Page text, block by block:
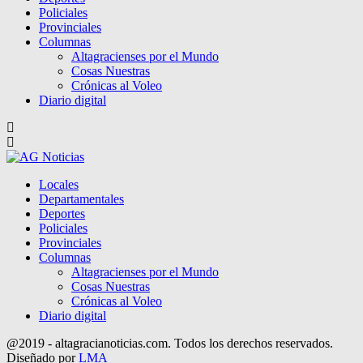
Policiales
Provinciales
Columnas
Altagracienses por el Mundo
Cosas Nuestras
Crónicas al Voleo
Diario digital
Locales
Departamentales
Deportes
Policiales
Provinciales
Columnas
Altagracienses por el Mundo
Cosas Nuestras
Crónicas al Voleo
Diario digital
@2019 - altagracianoticias.com. Todos los derechos reservados.
Diseñado porLMA